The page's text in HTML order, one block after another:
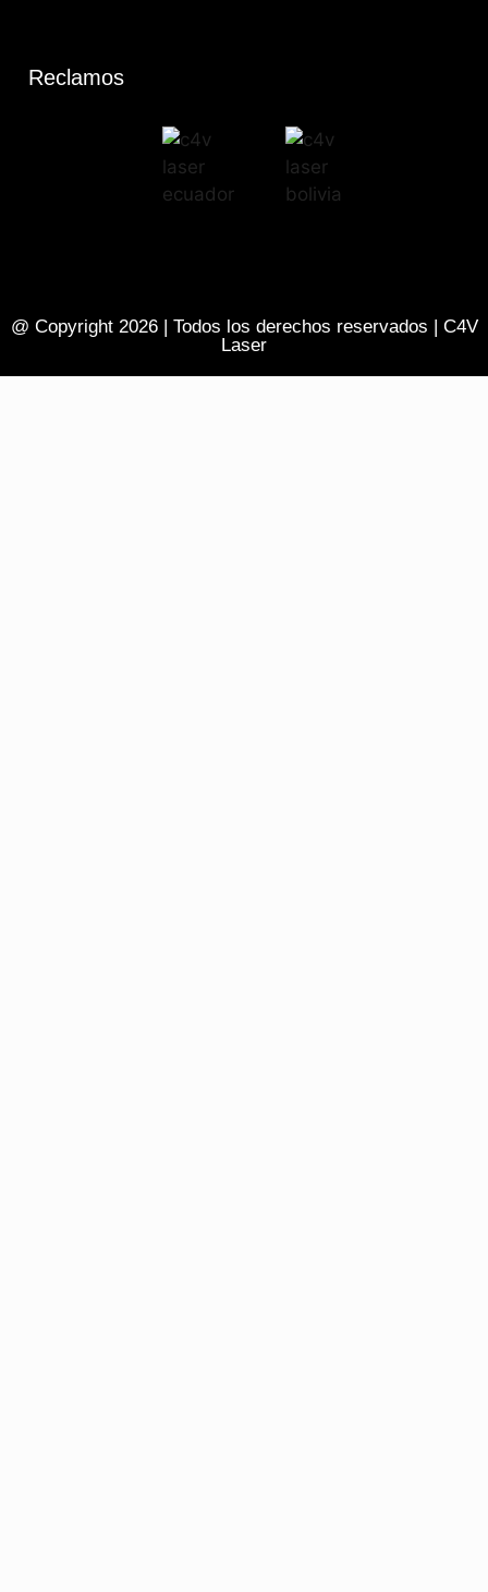
Reclamos
@ Copyright 2026 | Todos los derechos reservados | C4V
Laser